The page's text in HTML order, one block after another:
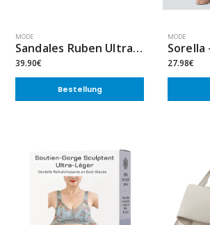
MODE
Sandales Ruben Ultra Confortables
39.90€
Bestellung
MODE
27.98€